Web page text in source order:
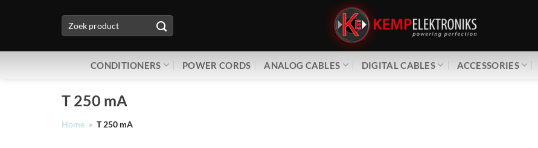
naar:
CONDITIONERS POWER CORDS ANALOG CABLES DIGITAL CABLES ACCESSORIES
T 250 mA
Home » T 250 mA